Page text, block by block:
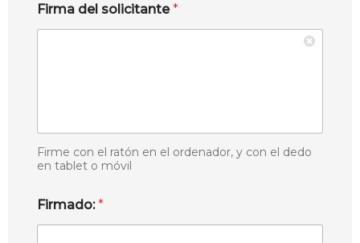
Firma del solicitante*
Firme con el ratón en el ordenador, y con el dedo
en tablet o móvil
Firmado:*